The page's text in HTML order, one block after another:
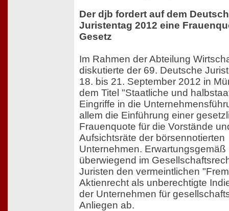
Der djb fordert auf dem
Juristentag 2012 eine
Gesetz
Im Rahmen der Abteilung
diskutierte der 69. Deutsche
18. bis 21. September 2012 in
dem Titel "Staatliche und
Eingriffe in die
allem die Einführung einer
Frauenquote für die Vorstände
Aufsichtsräte der börsennotierten
Unternehmen. Erwartungsgemäß
überwiegend im
Juristen den vermeintlichen
Aktienrecht als unberechtigte
der Unternehmen für
Anliegen ab.